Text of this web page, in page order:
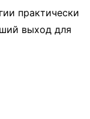
практически
выход для